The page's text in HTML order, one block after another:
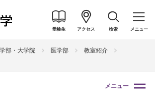
受験生 アクセス 検索 メニュー
学部・大学院 医学部
教室紹介
メニュー